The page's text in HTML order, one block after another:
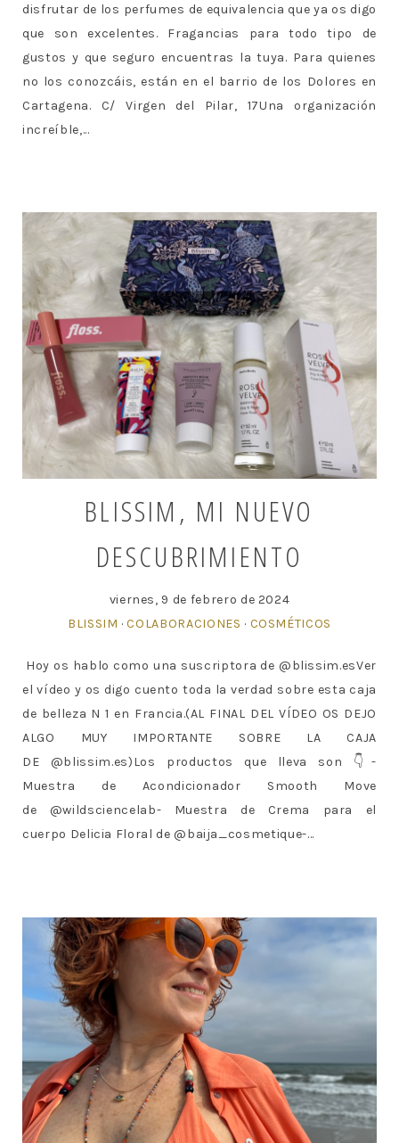
disfrutar de los perfumes de equivalencia que ya os digo
que son excelentes. Fragancias para todo tipo de
gustos y que seguro encuentras la tuya. Para quienes
no los conozcáis, están en el barrio de los Dolores en
Cartagena. C/ Virgen del Pilar, 17Una organización
increíble,...
BLISSIM, MI NUEVO
DESCUBRIMIENTO
viernes, 9 de febrero de 2024
BLISSIM ·COLABORACIONES · COSMÉTICOS
Hoy os hablo como una suscriptora de @blissim.esVer
el vídeo y os digo cuento toda la verdad sobre esta caja
de belleza N 1 en Francia.(AL FINAL DEL VÍDEO OS DEJO
ALGO MUY IMPORTANTE SOBRE LA CAJA
DE @blissim.es)Los productos que lleva son 👇-
Muestra de Acondicionador Smooth Move
de @wildsciencelab- Muestra de Crema para el
cuerpo Delicia Floral de @baija_cosmetique-...